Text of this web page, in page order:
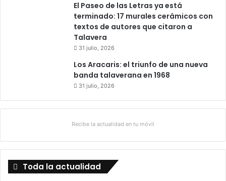
El Paseo de las Letras ya está
terminado: 17 murales cerámicos con
textos de autores que citaron a
Talavera
31 julio, 2026
Los Aracaris: el triunfo de una nueva
banda talaverana en 1968
31 julio, 2026
Recibe la actualidad en tu móvil
Toda la actualidad